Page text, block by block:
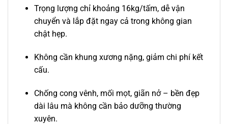
Trọng lượng chỉ khoảng 16kg/tấm, dễ vận
chuyển và lắp đặt ngay cả trong không gian
chật hẹp.
Không cần khung xương nặng, giảm chi phí kết
cấu.
Chống cong vênh, mối mọt, giãn nở – bền đẹp
dài lâu mà không cần bảo dưỡng thường
xuyên.